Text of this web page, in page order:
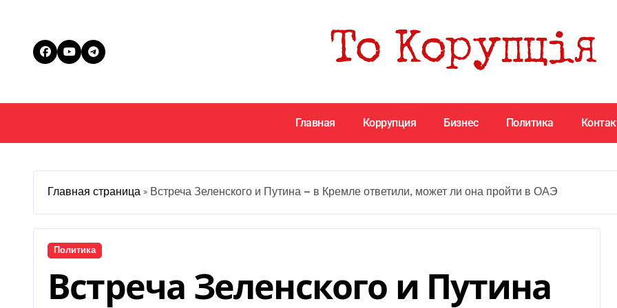
Главная Коррупция Бизнес Политика
Главная страница » Встреча Зеленского и Путина — в Кремле ответили, может ли она пройти в ОАЭ
Политика
Встреча Зеленского и Путина